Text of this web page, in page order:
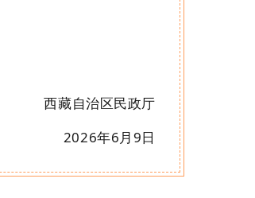
西藏自治区民政厅
2026年6月9日